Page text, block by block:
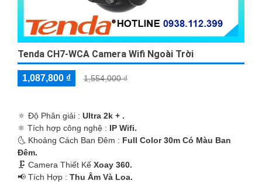
Tenda CH7-WCA Camera Wifi Ngoài Trời
1,087,800 ₫ 1,554,000 ₫
🔅 Độ Phân giải : Ultra 2k + .
⚛️ Tích hợp công nghệ : IP Wifi.
🌜 Khoảng Cách Ban Đêm : Full Color 30m Có Màu Ban
Ðêm.
🗜️ Camera Thiết Kế Xoay 360.
️📢 Tích Hợp : Thu Âm Và Loa.